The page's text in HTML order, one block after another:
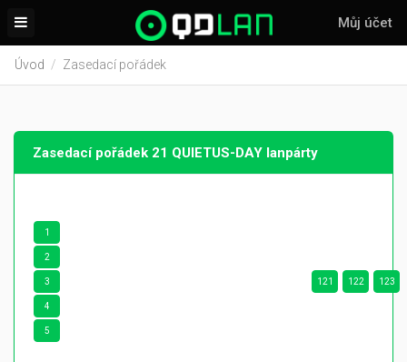
Můj účet
Úvod Zasedací pořádek
Zasedací pořádek 21 QUIETUS-DAY lanpárty
1
2
3 121 122 123
4
5